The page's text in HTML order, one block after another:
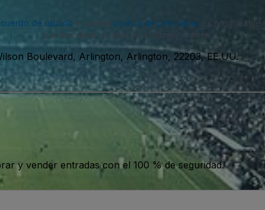
de usuario política de privacidad
. Es posible
puedes darte de baja en cualquier momento.
Boulevard, Arlington, Arlington, 22203, EE.UU.
y vender entradas con el 100 % de seguridad.